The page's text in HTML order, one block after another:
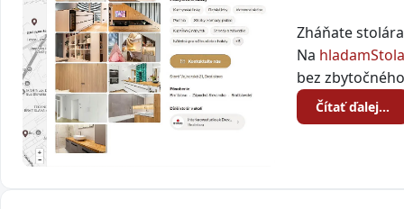
Zháňate
Na
bez
Čítať ďalej…